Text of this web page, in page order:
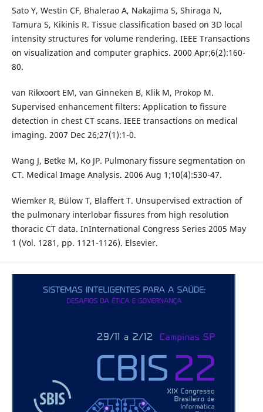
Sato Y, Westin CF, Bhalerao A, Nakajima S, Shiraga N,
Tamura S, Kikinis R. Tissue classification based on 3D local
intensity structures for volume rendering. IEEE Transactions
on visualization and computer graphics. 2000 Apr;6(2):160-
80.
van Rikxoort EM, van Ginneken B, Klik M, Prokop M.
Supervised enhancement filters: Application to fissure
detection in chest CT scans. IEEE transactions on medical
imaging. 2007 Dec 26;27(1):1-0.
Wang J, Betke M, Ko JP. Pulmonary fissure segmentation on
CT. Medical Image Analysis. 2006 Aug 1;10(4):530-47.
Wiemker R, Bülow T, Blaffert T. Unsupervised extraction of
the pulmonary interlobar fissures from high resolution
thoracic CT data. InInternational Congress Series 2005 May
1 (Vol. 1281, pp. 1121-1126). Elsevier.